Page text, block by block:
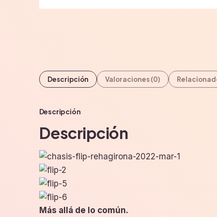
Descripción Valoraciones (0)
Descripción
Descripción
Más allá de lo común.